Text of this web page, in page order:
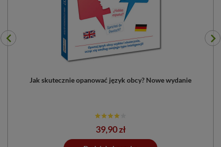
Jak skutecznie opanować język obcy? Nowe wydanie
Cena
39,90 zł